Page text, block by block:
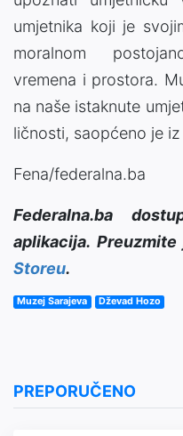
umjetnika koji je
moralnom
vremena i prostora.
na naše istaknute
ličnosti, saopćeno je
Fena/federalna.ba
Federalna.ba
aplikacija. Preuzmite
Storeu.
Muzej Sarajeva Dževad Hozo
PREPORUČENO